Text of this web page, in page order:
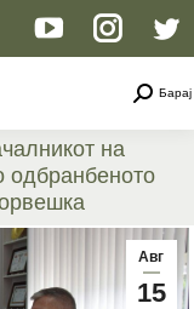
Facebook
opens
in
new
YouTube
opens
in
page
opens
new
Барај
на
одбранбеното
Авг
15